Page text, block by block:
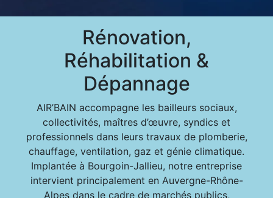
Rénovation,
Réhabilitation &
Dépannage
AIR’BAIN accompagne les bailleurs sociaux,
collectivités, maîtres d’œuvre, syndics et
professionnels dans leurs travaux de plomberie,
chauffage, ventilation, gaz et génie climatique.
Implantée à Bourgoin-Jallieu, notre entreprise
intervient principalement en Auvergne-Rhône-
Alpes dans le cadre de marchés publics,